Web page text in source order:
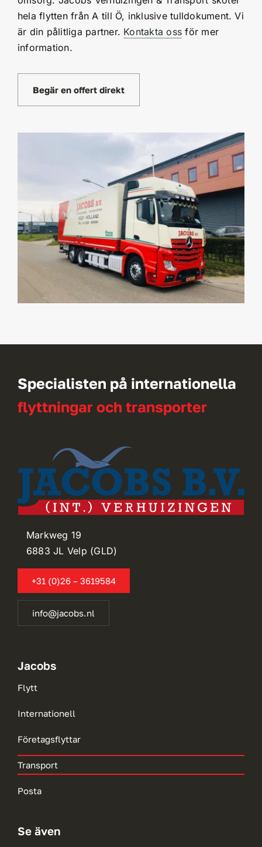
hela flytten från A till Ö, inklusive tulldokument. Vi
är din pålitliga partner. Kontakta oss för mer
information.
Begär en offert direkt
Specialisten på internationella
flyttningar och transporter
Markweg 19
6883 JL Velp (GLD)
+31 (0)26 – 3619584
info@jacobs.nl
Jacobs
Flytt
Internationell
Företagsflyttar
Transport
Posta
Se även